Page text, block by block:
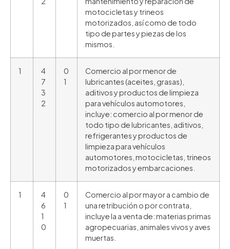
motocicletas y trineos
motorizados, así como de todo
tipo de partes y piezas de los
mismos.
1
4
7
3
2
0
1
Comercio al por menor de
lubricantes (aceites, grasas),
aditivos y productos de limpieza
para vehículos automotores,
incluye: comercio al por menor de
todo tipo de lubricantes, aditivos,
refrigerantes y productos de
limpieza para vehículos
automotores, motocicletas, trineos
motorizados y embarcaciones.
1
4
6
1
0
0
1
Comercio al por mayor a cambio de
una retribución o por contrata,
incluye la a venta de: materias primas
agropecuarias, animales vivos y aves
muertas.